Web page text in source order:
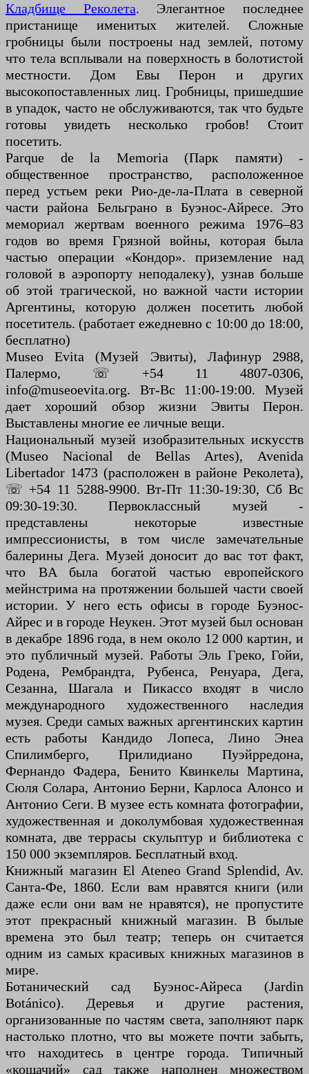
Кладбище Реколета. Элегантное последнее
пристанище именитых жителей. Сложные
гробницы были построены над землей, потому
что тела всплывали на поверхность в болотистой
местности. Дом Евы Перон и других
высокопоставленных лиц. Гробницы, пришедшие
в упадок, часто не обслуживаются, так что будьте
готовы увидеть несколько гробов! Стоит
посетить.
Parque de la Memoria (Парк памяти) -
общественное пространство, расположенное
перед устьем реки Рио-де-ла-Плата в северной
части района Бельграно в Буэнос-Айресе. Это
мемориал жертвам военного режима 1976–83
годов во время Грязной войны, которая была
частью операции «Кондор». приземление над
головой в аэропорту неподалеку), узнав больше
об этой трагической, но важной части истории
Аргентины, которую должен посетить любой
посетитель. (работает ежедневно с 10:00 до 18:00,
бесплатно)
Museo Evita (Музей Эвиты), Лафинур 2988,
Палермо, ☏ +54 11 4807-0306,
info@museoevita.org. Вт-Вс 11:00-19:00. Музей
дает хороший обзор жизни Эвиты Перон.
Выставлены многие ее личные вещи.
Национальный музей изобразительных искусств
(Museo Nacional de Bellas Artes), Avenida
Libertador 1473 (расположен в районе Реколета),
☏ +54 11 5288-9900. Вт-Пт 11:30-19:30, Сб Вс
09:30-19:30. Первоклассный музей -
представлены некоторые известные
импрессионисты, в том числе замечательные
балерины Дега. Музей доносит до вас тот факт,
что BA была богатой частью европейского
мейнстрима на протяжении большей части своей
истории. У него есть офисы в городе Буэнос-
Айрес и в городе Неукен. Этот музей был основан
в декабре 1896 года, в нем около 12 000 картин, и
это публичный музей. Работы Эль Греко, Гойи,
Родена, Рембрандта, Рубенса, Ренуара, Дега,
Сезанна, Шагала и Пикассо входят в число
международного художественного наследия
музея. Среди самых важных аргентинских картин
есть работы Кандидо Лопеса, Лино Энеа
Спилимберго, Прилидиано Пуэйрредона,
Фернандо Фадера, Бенито Квинкелы Мартина,
Сюля Солара, Антонио Берни, Карлоса Алонсо и
Антонио Сеги. В музее есть комната фотографии,
художественная и доколумбовая художественная
комната, две террасы скульптур и библиотека с
150 000 экземпляров. Бесплатный вход.
Книжный магазин El Ateneo Grand Splendid, Av.
Санта-Фе, 1860. Если вам нравятся книги (или
даже если они вам не нравятся), не пропустите
этот прекрасный книжный магазин. В былые
времена это был театр; теперь он считается
одним из самых красивых книжных магазинов в
мире.
Ботанический сад Буэнос-Айреса (Jardin
Botánico). Деревья и другие растения,
организованные по частям света, заполняют парк
настолько плотно, что вы можете почти забыть,
что находитесь в центре города. Типичный
«кошачий» сад также наполнен множеством